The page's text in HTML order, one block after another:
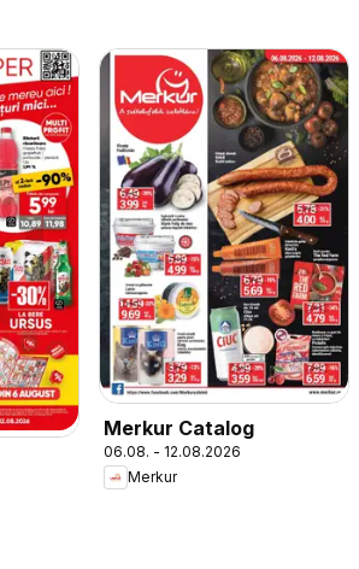
Merkur Catalog
06.08. - 12.08.2026
Merkur